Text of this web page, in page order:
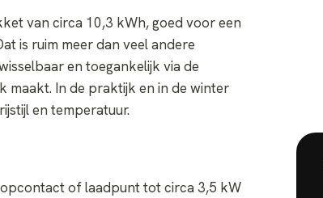
van circa 10,3 kWh, goed voor een
is ruim meer dan veel andere
en toegankelijk via de
maakt. In de praktijk en in de winter
en temperatuur.
of laadpunt tot circa 3,5 kW